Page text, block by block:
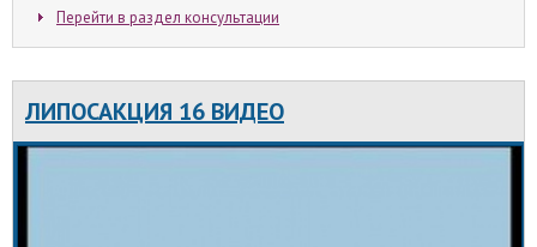
Перейти в раздел консультации
ЛИПОСАКЦИЯ 16 ВИДЕО